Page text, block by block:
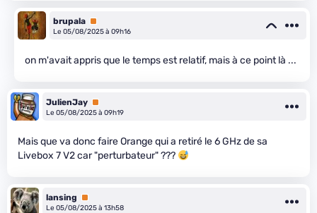
brupala Premium
Le 05/08/2025 à 09h16
on m'avait appris que le temps est relatif, mais à ce point là ...
JulienJay Premium
Le 05/08/2025 à 09h19
Mais que va donc faire Orange qui a retiré le 6 GHz de sa
Livebox 7 V2 car "perturbateur" ???
lansing
Premium
Le 05/08/2025 à 13h58